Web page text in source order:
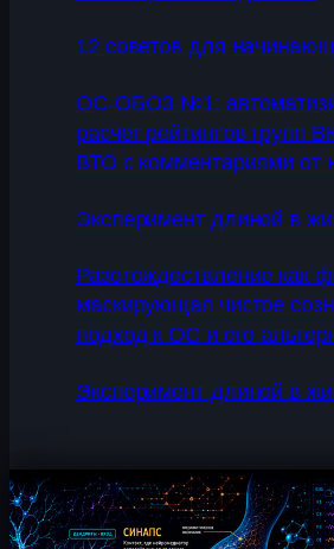
12 советов для
ОС-ОБОЗ №1:
расчет рейтингов групп
ВТО с комментариями от
Эксперимент длиной в
Разотождествление как
маскирующая чистое
подход к ОС и его
Эксперимент длиной в